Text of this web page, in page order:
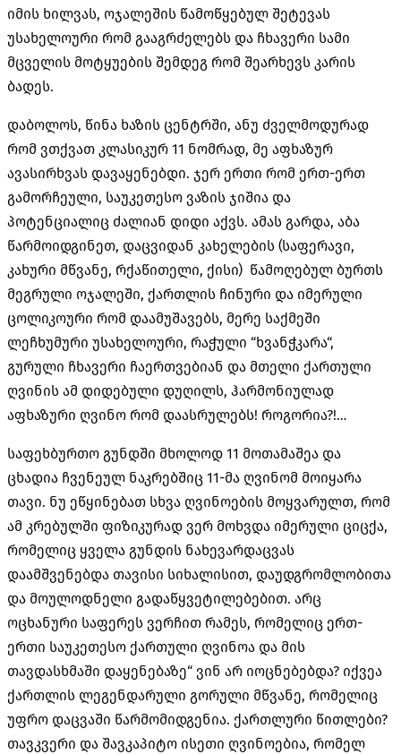
იმის ხილვას, ოჯალეშის წამოწყებულ შეტევას
უსახელოური რომ გააგრძელებს და ჩხავერი სამი
მცველის მოტყუების შემდეგ რომ შეარხევს კარის
ბადეს.
დაბოლოს, წინა ხაზის ცენტრში, ანუ ძველმოდურად
რომ ვთქვათ კლასიკურ 11 ნომრად, მე აფხაზურ
ავასირხვას დავაყენებდი. ჯერ ერთი რომ ერთ-ერთ
გამორჩეული, საუკეთესო ვაზის ჯიშია და
პოტენციალიც ძალიან დიდი აქვს. ამას გარდა, აბა
წარმოიდგინეთ, დაცვიდან კახელების (საფერავი,
კახური მწვანე, რქაწითელი, ქისი) წამოღებულ ბურთს
მეგრული ოჯალეში, ქართლის ჩინური და იმერული
ცოლიკოური რომ დაამუშავებს, მერე საქმეში
ლეჩხუმური უსახელოური, რაჭული “ხვანჭკარა“,
გურული ჩხავერი ჩაერთვებიან და მთელი ქართული
ღვინის ამ დიდებული დუღილს, ჰარმონიულად
აფხაზური ღვინო რომ დაასრულებს! როგორია?!…
საფეხბურთო გუნდში მხოლოდ 11 მოთამაშეა და
ცხადია ჩვენეულ ნაკრებშიც 11-მა ღვინომ მოიყარა
თავი. ნუ ეწყინებათ სხვა ღვინოების მოყვარულთ, რომ
ამ კრებულში ფიზიკურად ვერ მოხვდა იმერული ციცქა,
რომელიც ყველა გუნდის ნახევარდაცვას
დაამშვენებდა თავისი სიხალისით, დაუდგრომლობითა
და მოულოდნელი გადაწყვეტილებებით. არც
ოცხანური საფერეს ვერჩით რამეს, რომელიც ერთ-
ერთი საუკეთესო ქართული ღვინოა და მის
თავდასხმაში დაყენებაზე“ ვინ არ იოცნებებდა? იქვეა
ქართლის ლეგენდარული გორული მწვანე, რომელიც
უფრო დაცვაში წარმომიდგენია. ქართლური წითლები?
თავკვერი და შავკაპიტო ისეთი ღვინოებია, რომელ